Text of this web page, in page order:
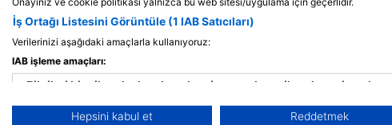
İş Ortağı Listesini Görüntüle (1 IAB Satıcıları)
Verilerinizi aşağıdaki amaçlarla kullanıyoruz:
IAB işleme amaçları:
Bilgileri bir cihazda depolamak ve/veya onlara cihazdan erişmek
Reklam seçmek için sınırlı veri kullanmak
Hepsini kabul et Reddetmek